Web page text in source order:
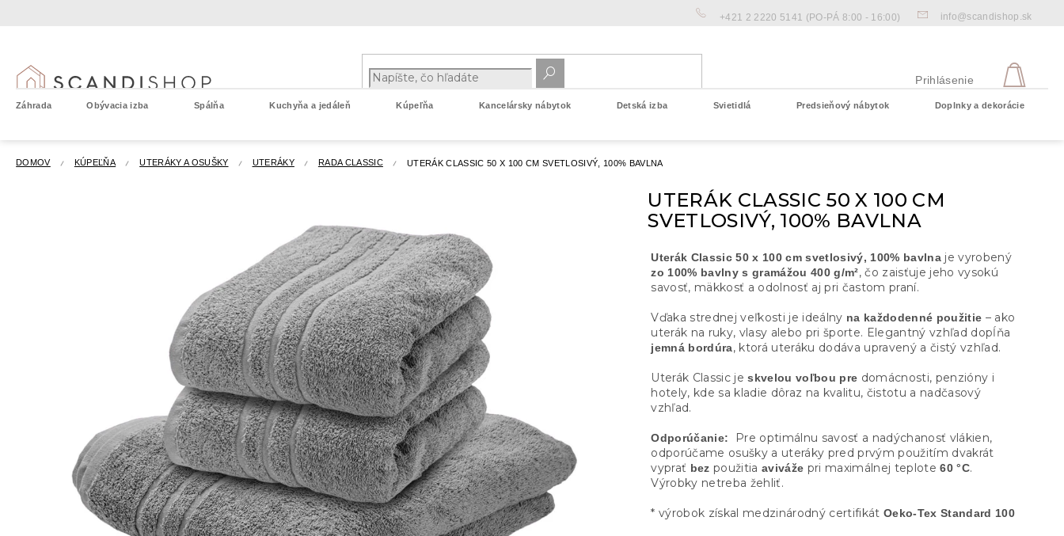
+421 2 2220 5141 (PO-PÁ 8:00 - 16:00) info@scandishop.sk
Prihlásenie
Záhrada Obývacia izba Spálňa Kuchyňa a jedáleň Kúpeľňa Kancelársky nábytok Detská izba Svietidlá Predsieňový nábytok Doplnky a dekorácie
DOMOV KÚPEĽŇA UTERÁKY A OSUŠKY UTERÁKY RADA CLASSIC UTERÁK CLASSIC 50 X 100 CM SVETLOSIVÝ, 100% BAVLNA
UTERÁK CLASSIC 50 X 100 CM
SVETLOSIVÝ, 100% BAVLNA
Uterák Classic 50 x 100 cm svetlosivý, 100% bavlna je vyrobený
zo 100% bavlny s gramážou 400 g/m², čo zaisťuje jeho vysokú
savosť, mäkkosť a odolnosť aj pri častom praní.
Vďaka strednej veľkosti je ideálny na každodenné použitie – ako
uterák na ruky, vlasy alebo pri športe. Elegantný vzhľad dopĺňa
jemná bordúra, ktorá uteráku dodáva upravený a čistý vzhľad.
Uterák Classic jeskvelou voľbou pre domácnosti, penzióny i
hotely, kde sa kladie dôraz na kvalitu, čistotu a nadčasový
vzhľad.
Odporúčanie:
Pre optimálnu savosť a nadýchanosť vlákien,
odporúčame osušky a uteráky pred prvým použitím dvakrát
vyprať bez použitiaaviváže pri maximálnej teplote60 °C.
Výrobky netreba žehliť.
* výrobok získal medzinárodný certifikátOeko-Tex Standard 100